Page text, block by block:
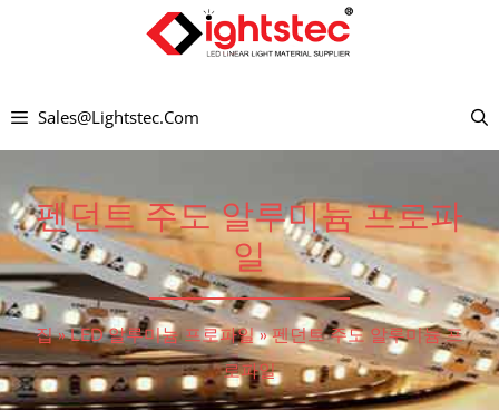
로
너
뛰
기
Sales@lightstec.com
펜던트 주도 알루미늄 프로파
일
집»LED 알루미늄 프로파일»펜던트 주도 알루미늄 프
로파일